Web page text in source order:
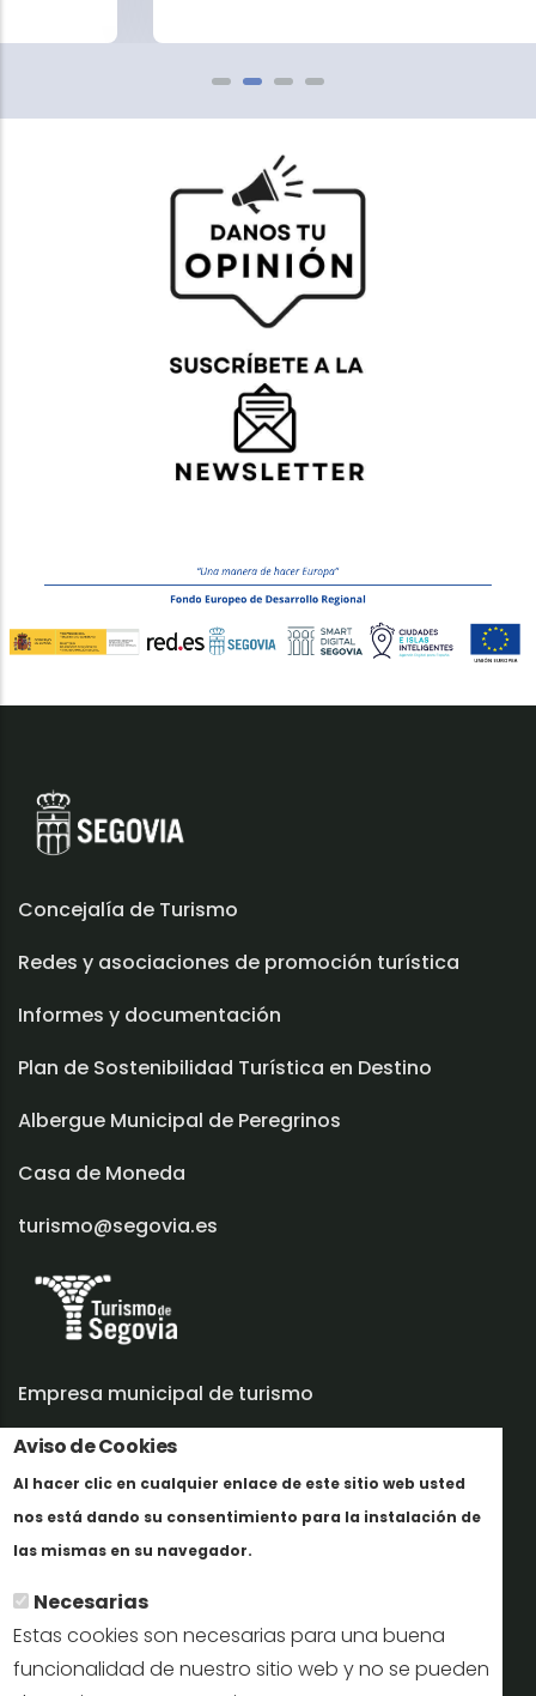
Aviso de Cookies
Al hacer clic en cualquier enlace de este sitio web usted
nos está dando su consentimiento para la instalación de
las mismas en su navegador.
Necesarias
Estas cookies son necesarias para una buena
funcionalidad de nuestro sitio web y no se pueden
Concejalía de Turismo
Redes y asociaciones de promoción turística
Informes y documentación
Plan de Sostenibilidad Turística en Destino
Albergue Municipal de Peregrinos
Casa de Moneda
turismo@segovia.es
Empresa municipal de turismo
Trabaja con nosotros
Informes y documentación
Perfil del contratante
Oficinas de Turismo
reservas@turismodesegovia.com